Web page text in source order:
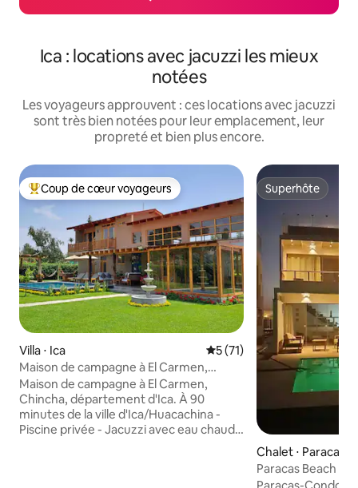
Ica : locations avec jacuzzi les mieux
notées
Les voyageurs approuvent : ces locations avec jacuzzi
sont très bien notées pour leur emplacement, leur
propreté et bien plus encore.
Coups de cœur voyageurs les plus appréciés
Coup de cœur voyageurs
Villa ⋅ Ica Évaluation moyenne sur la
5 (71)
Maison de campagne à El Carmen,
Chincha
Maison de campagne à El Carmen,
Chincha, département d'Ica. À 90
minutes de la ville d'Ica/Huacachina -
Piscine privée - Jacuzzi avec eau chaude
Superhôte
Superhôte
Chalet ⋅ Paracas
Paracas Beach -
piscine, jacuzzi